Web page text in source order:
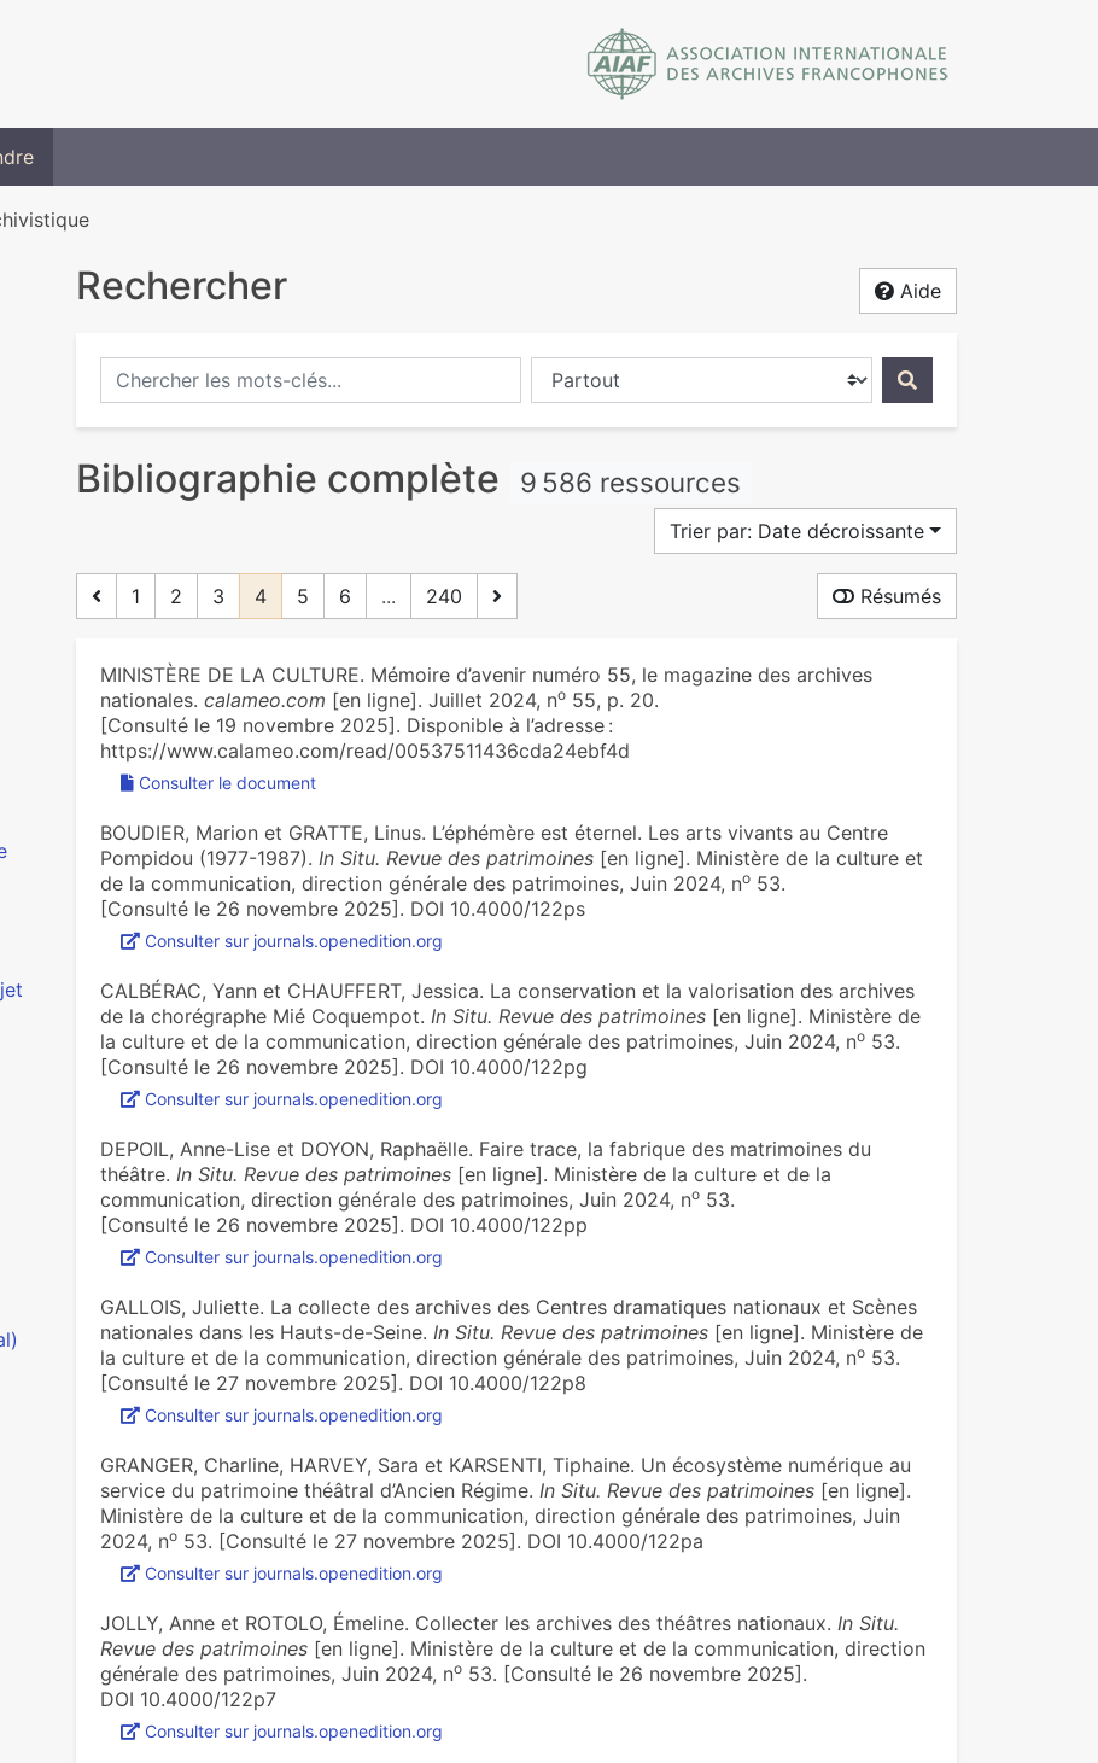
Rechercher Aide
Chercher les mots-clés... Chercher dans...
Bibliographie complète 9 586 ressources
Trier par: Date décroissante
1 2 3 4 5 6 ... 240 Résumés
MINISTÈRE DE LA CULTURE. Mémoire d’avenir numéro 55, le magazine des archives
nationales. calameo.com [en ligne]. Juillet 2024, no55, p. 20.
[Consulté le 19 novembre 2025]. Disponible à l’adresse :
https://www.calameo.com/read/00537511436cda24ebf4d
Consulter le document
BOUDIER, Marion et GRATTE, Linus. L’éphémère est éternel. Les arts vivants au Centre
Pompidou (1977-1987). In Situ. Revue des patrimoines[en ligne]. Ministère de la culture et
de la communication, direction générale des patrimoines, Juin 2024, no53.
[Consulté le 26 novembre 2025]. DOI 10.4000/122ps
Consulter sur journals.openedition.org
CALBÉRAC, Yann et CHAUFFERT, Jessica. La conservation et la valorisation des archives
de la chorégraphe Mié Coquempot. In Situ. Revue des patrimoines[en ligne]. Ministère de
la culture et de la communication, direction générale des patrimoines, Juin 2024, no53.
[Consulté le 26 novembre 2025]. DOI 10.4000/122pg
Consulter sur journals.openedition.org
DEPOIL, Anne-Lise et DOYON, Raphaëlle. Faire trace, la fabrique des matrimoines du
théâtre. In Situ. Revue des patrimoines[en ligne]. Ministère de la culture et de la
communication, direction générale des patrimoines, Juin 2024, no53.
[Consulté le 26 novembre 2025]. DOI 10.4000/122pp
Consulter sur journals.openedition.org
GALLOIS, Juliette. La collecte des archives des Centres dramatiques nationaux et Scènes
nationales dans les Hauts-de-Seine. In Situ. Revue des patrimoines[en ligne]. Ministère de
la culture et de la communication, direction générale des patrimoines, Juin 2024, no53.
[Consulté le 27 novembre 2025]. DOI 10.4000/122p8
Consulter sur journals.openedition.org
GRANGER, Charline, HARVEY, Sara et KARSENTI, Tiphaine. Un écosystème numérique au
service du patrimoine théâtral d’Ancien Régime. In Situ. Revue des patrimoines[en ligne].
Ministère de la culture et de la communication, direction générale des patrimoines, Juin
2024, no53. [Consulté le 27 novembre 2025]. DOI 10.4000/122pa
Consulter sur journals.openedition.org
JOLLY, Anne et ROTOLO, Émeline. Collecter les archives des théâtres nationaux. In Situ.
Revue des patrimoines[en ligne]. Ministère de la culture et de la communication, direction
générale des patrimoines, Juin 2024, no53. [Consulté le 26 novembre 2025].
DOI 10.4000/122p7
Consulter sur journals.openedition.org